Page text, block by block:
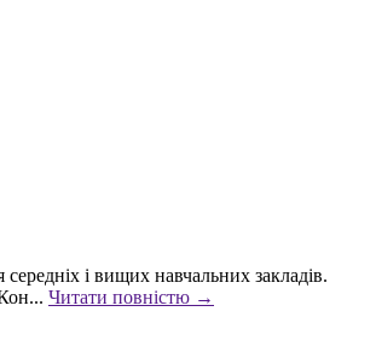
і вищих навчальних закладів.
Читати повністю →